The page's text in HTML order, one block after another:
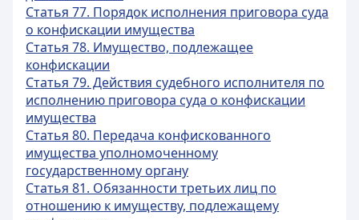
Статья 77. Порядок исполнения приговора суда
о конфискации имущества
Статья 78. Имущество, подлежащее
конфискации
Статья 79. Действия судебного исполнителя по
исполнению приговора суда о конфискации
имущества
Статья 80. Передача конфискованного
имущества уполномоченному
государственному органу
Статья 81. Обязанности третьих лиц по
отношению к имуществу, подлежащему